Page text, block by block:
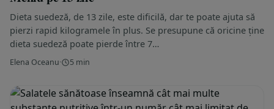
Dieta suedeză, de 13 zile, este dificilă, dar te poate ajuta să
pierzi rapid kilogramele în plus. Se presupune că oricine ține
dieta suedeză poate pierde între 7…
Elena Oceanu· 5 min